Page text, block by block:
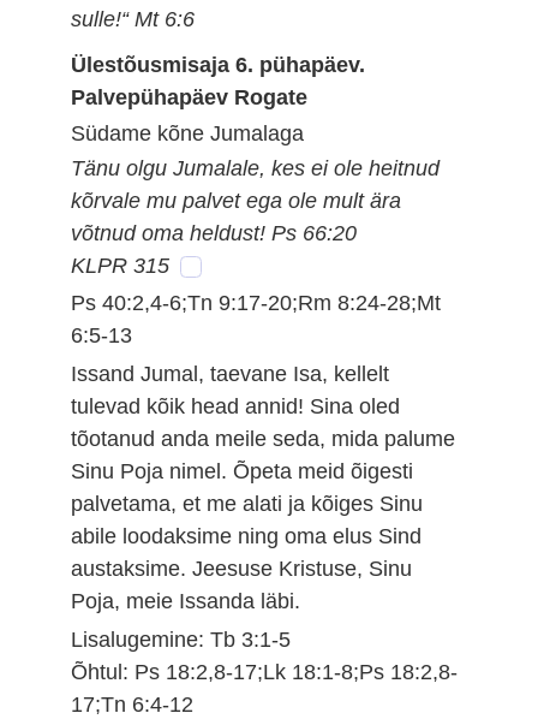
sulle!“ Mt 6:6
Ülestõusmisaja 6. pühapäev.
Palvepühapäev Rogate
Südame kõne Jumalaga
Tänu olgu Jumalale, kes ei ole heitnud
kõrvale mu palvet ega ole mult ära
võtnud oma heldust! Ps 66:20
KLPR 315
Ps 40:2,4-6;Tn 9:17-20;Rm 8:24-28;Mt
6:5-13
Issand Jumal, taevane Isa, kellelt
tulevad kõik head annid! Sina oled
tõotanud anda meile seda, mida palume
Sinu Poja nimel. Õpeta meid õigesti
palvetama, et me alati ja kõiges Sinu
abile loodaksime ning oma elus Sind
austaksime. Jeesuse Kristuse, Sinu
Poja, meie Issanda läbi.
Lisalugemine: Tb 3:1-5
Õhtul: Ps 18:2,8-17;Lk 18:1-8;Ps 18:2,8-
17;Tn 6:4-12